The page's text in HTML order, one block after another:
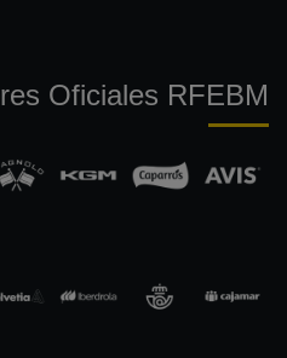
Oficiales RFEBM